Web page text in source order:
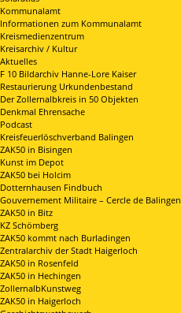
Kommunalamt
Informationen zum Kommunalamt
Kreismedienzentrum
Kreisarchiv / Kultur
Aktuelles
F 10 Bildarchiv Hanne-Lore Kaiser
Restaurierung Urkundenbestand
Der Zollernalbkreis in 50 Objekten
Denkmal Ehrensache
Podcast
Kreisfeuerlöschverband Balingen
ZAK50 in Bisingen
Kunst im Depot
ZAK50 bei Holcim
Dotternhausen Findbuch
Gouvernement Militaire – Cercle de Balingen
ZAK50 in Bitz
KZ Schömberg
ZAK50 kommt nach Burladingen
Zentralarchiv der Stadt Haigerloch
ZAK50 in Rosenfeld
ZAK50 in Hechingen
ZollernalbKunstweg
ZAK50 in Haigerloch